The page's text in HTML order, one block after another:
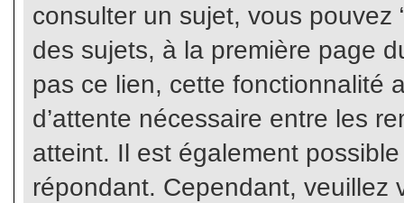
consulter un sujet, vous pouvez
des sujets, à la première page
pas ce lien, cette fonctionnalité
d’attente nécessaire entre les
atteint. Il est également
répondant. Cependant, veuillez